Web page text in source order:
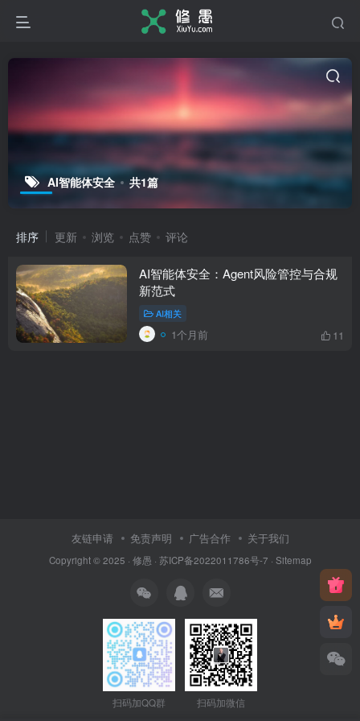
AI智能体安全 共1篇
排序 更新 浏览 点赞 评论
AI智能体安全：Agent风险管控与合规
新范式
AI相关
1个月前 11
友链申请 免责声明 广告合作 关于我们
Copyright © 2025 · 修愚 · 苏ICP备2022011786号-7 · Sitemap
扫码加QQ群 扫码加微信